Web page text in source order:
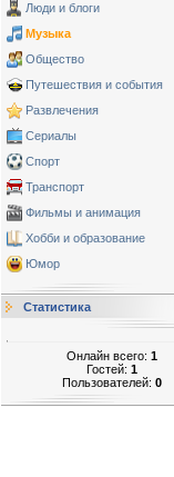
Люди и блоги
Музыка
Общество
Путешествия и события
Развлечения
Сериалы
Спорт
Транспорт
Фильмы и анимация
Хобби и образование
Юмор
Статистика
Онлайн всего: 1
Гостей: 1
Пользователей: 0